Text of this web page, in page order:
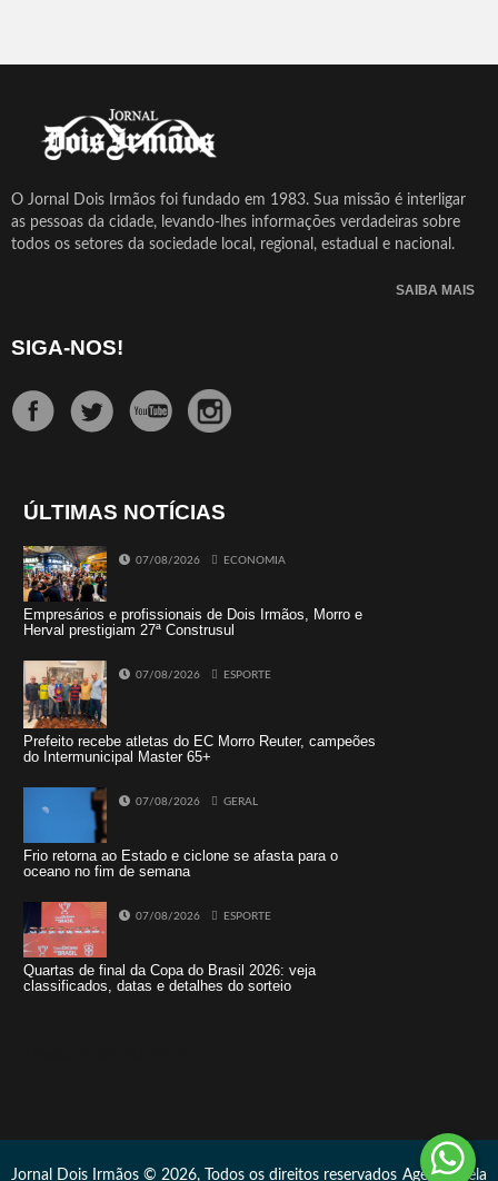
O Jornal Dois Irmãos foi fundado em 1983. Sua missão é interligar
as pessoas da cidade, levando-lhes informações verdadeiras sobre
todos os setores da sociedade local, regional, estadual e nacional.
SAIBA MAIS
SIGA-NOS!
ÚLTIMAS NOTÍCIAS
07/08/2026 ECONOMIA
Empresários e profissionais de Dois Irmãos, Morro e
Herval prestigiam 27ª Construsul
07/08/2026 ESPORTE
Prefeito recebe atletas do EC Morro Reuter, campeões
do Intermunicipal Master 65+
07/08/2026 GERAL
Frio retorna ao Estado e ciclone se afasta para o
oceano no fim de semana
07/08/2026 ESPORTE
Quartas de final da Copa do Brasil 2026: veja
classificados, datas e detalhes do sorteio
Jornal Dois Irmãos © 2026, Todos os direitos reservados Agência Vela